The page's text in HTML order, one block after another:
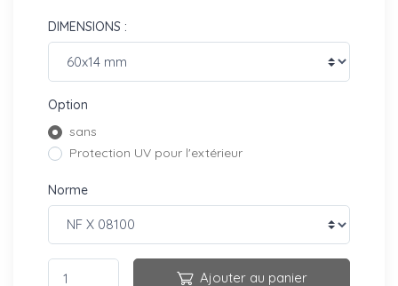
DIMENSIONS :
Option
sans
Protection UV pour l'extérieur
Norme
Ajouter au panier